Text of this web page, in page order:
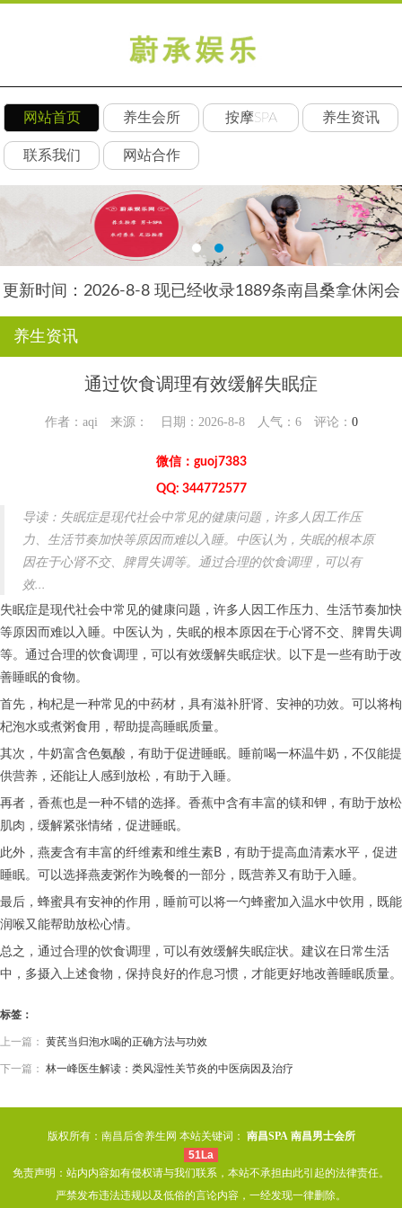
网站首页 养生会所 按摩SPA 养生资讯
联系我们 网站合作
更新时间：2026-8-8 现已经收录1889条南昌桑拿休闲会
养生资讯
通过饮食调理有效缓解失眠症
作者：aqi 来源： 日期：2026-8-8 人气： 6评论： 0
微信：guoj7383
QQ: 344772577
导读：失眠症是现代社会中常见的健康问题，许多人因工作压
力、生活节奏加快等原因而难以入睡。中医认为，失眠的根本原
因在于心肾不交、脾胃失调等。通过合理的饮食调理，可以有
效...
失眠症是现代社会中常见的健康问题，许多人因工作压力、生活节奏加快
等原因而难以入睡。中医认为，失眠的根本原因在于心肾不交、脾胃失调
等。通过合理的饮食调理，可以有效缓解失眠症状。以下是一些有助于改
善睡眠的食物。
首先，枸杞是一种常见的中药材，具有滋补肝肾、安神的功效。可以将枸
杞泡水或煮粥食用，帮助提高睡眠质量。
其次，牛奶富含色氨酸，有助于促进睡眠。睡前喝一杯温牛奶，不仅能提
供营养，还能让人感到放松，有助于入睡。
再者，香蕉也是一种不错的选择。香蕉中含有丰富的镁和钾，有助于放松
肌肉，缓解紧张情绪，促进睡眠。
此外，燕麦含有丰富的纤维素和维生素B，有助于提高血清素水平，促进
睡眠。可以选择燕麦粥作为晚餐的一部分，既营养又有助于入睡。
最后，蜂蜜具有安神的作用，睡前可以将一勺蜂蜜加入温水中饮用，既能
润喉又能帮助放松心情。
总之，通过合理的饮食调理，可以有效缓解失眠症状。建议在日常生活
中，多摄入上述食物，保持良好的作息习惯，才能更好地改善睡眠质量。
标签：
上一篇： 黄芪当归泡水喝的正确方法与功效
下一篇： 林一峰医生解读：类风湿性关节炎的中医病因及治疗
版权所有：南昌后舍养生网 本站关键词： 南昌SPA 南昌男士会所
51La
免责声明：站内内容如有侵权请与我们联系，本站不承担由此引起的法律责任。
严禁发布违法违规以及低俗的言论内容，一经发现一律删除。